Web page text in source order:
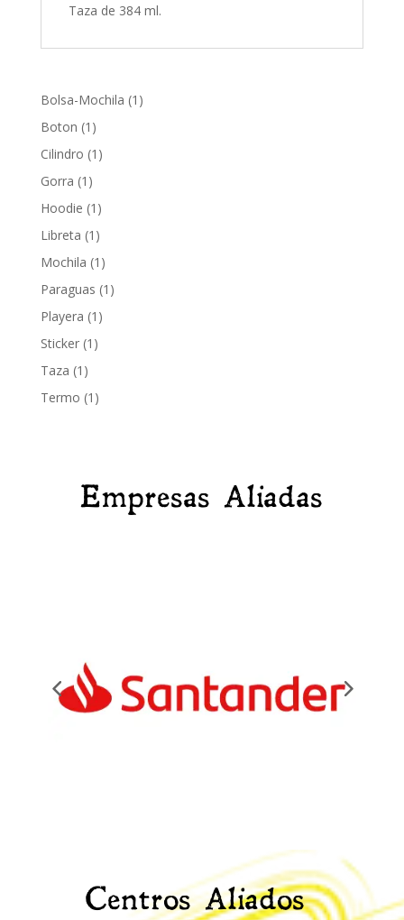
Taza de 384 ml.
Bolsa-Mochila 1 1
Boton 1 1
producto
Cilindro 1 1
Gorra 1 1
producto
Hoodie 1 1
producto
Libreta 1 1
producto
Mochila 1 1
producto
Paraguas 1 1
Playera 1 1
Sticker 1 1
Taza 1 1
producto
Termo 1 1
Empresas Aliadas
Centros Aliados